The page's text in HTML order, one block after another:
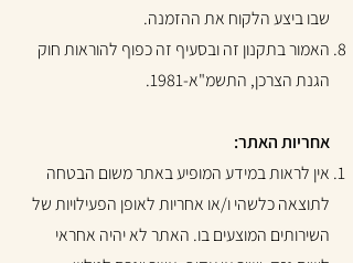
שבו ביצע הלקוח את ההזמנה.
האמור בתקנון זה ובסעיף זה כפוף להוראות חוק
הגנת הצרכן, התשמ"א-1981.
אחריות האתר:
אין לראות במידע המופיע באתר משום הבטחה
לתוצאה כלשהי ו/או אחריות לאופן הפעילויות של
השירותים המוצעים בו. האתר לא יהיה אחראי